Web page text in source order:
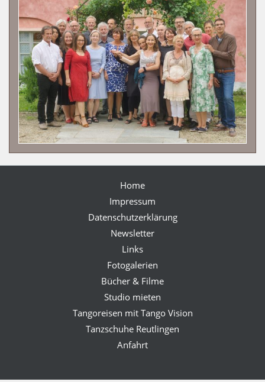
Home
Impressum
Datenschutzerklärung
Newsletter
Links
Fotogalerien
Bücher & Filme
Studio mieten
Tangoreisen mit Tango Vision
Tanzschuhe Reutlingen
Anfahrt